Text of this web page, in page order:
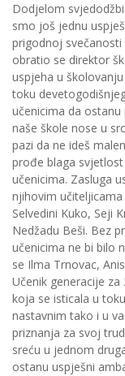
Dodjelom
smo još jednu
prigodnoj
obratio se direktor
uspjeha u
toku
učenicima da ostanu
naše škole nose u
pazi da ne ideš
prođe blaga svjetlost
učenicima. Zasluga
njihovim učiteljicama
Selvedini Kuko, Seji
Nedžadu Beši. Bez
učenicima ne bi bilo
se Ilma Trnovac,
Učenik generacije
koja se isticala u
nastavnim tako i u
priznanja za svoj
sreću u jednom
ostanu uspješni